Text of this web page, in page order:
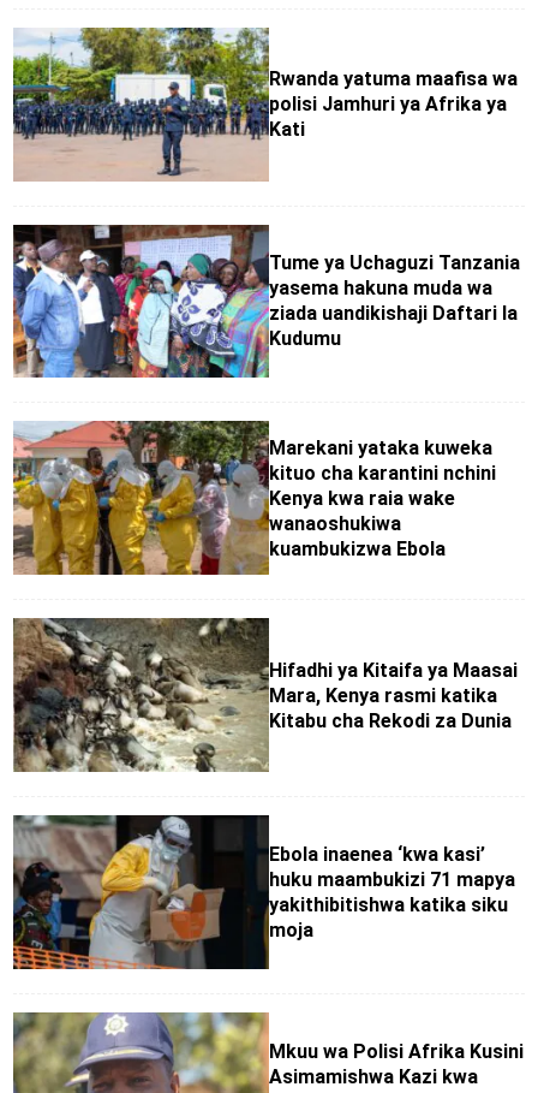
Rwanda yatuma maafisa wa
polisi Jamhuri ya Afrika ya
Kati
Tume ya Uchaguzi Tanzania
yasema hakuna muda wa
ziada uandikishaji Daftari la
Kudumu
Marekani yataka kuweka
kituo cha karantini nchini
Kenya kwa raia wake
wanaoshukiwa
kuambukizwa Ebola
Hifadhi ya Kitaifa ya Maasai
Mara, Kenya rasmi katika
Kitabu cha Rekodi za Dunia
Ebola inaenea ‘kwa kasi’
huku maambukizi 71 mapya
yakithibitishwa katika siku
moja
Mkuu wa Polisi Afrika Kusini
Asimamishwa Kazi kwa